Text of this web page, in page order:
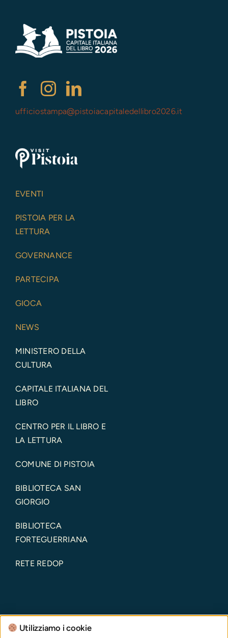
ufficiostampa@pistoiacapitaledellibro2026.it
EVENTI
PISTOIA PER LA
LETTURA
GOVERNANCE
PARTECIPA
GIOCA
NEWS
MINISTERO DELLA
CULTURA
CAPITALE ITALIANA DEL
LIBRO
CENTRO PER IL LIBRO E
LA LETTURA
COMUNE DI PISTOIA
BIBLIOTECA SAN
GIORGIO
BIBLIOTECA
FORTEGUERRIANA
RETE REDOP
Utilizziamo i cookie